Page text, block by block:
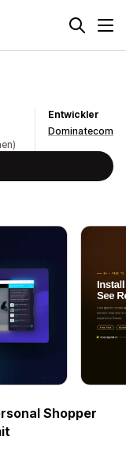
Entwickler
Dominatecom
Shopper